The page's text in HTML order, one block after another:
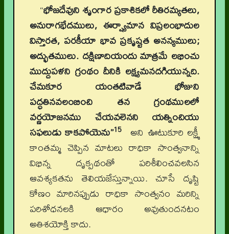
“భోజదేవుని శృంగార ప్రకాశికలో రీతిరమ్యతలు,
అనురాగభేదములు, ఈర్ష్యామాన విప్రలంభాదుల
విస్తారత, పరకీయా భావ ప్రకృష్టత అనన్యములు;
అద్భుతములు. దక్షిణాదియందు మాత్రమే లభించు
ముద్దుపళని గ్రంథం దీనికి లక్ష్యమనదగియున్నది.
చేమకూర యంతటివాడే భోజుని
పద్ధతినవలంబించి తన గ్రంథములలో
వర్ణయోజనము చేయవలెనని యత్నించియు
సఫలుడు కాకపోయెను”15
అని ఊటుకూరి లక్ష్మీ
కాంతమ్మ చెప్పిన మాటలు రాధికా సాంత్వనాన్ని
విభిన్న దృక్పథంతో పరిశీలించవలసిన
ఆవశ్యకతను తెలియజేస్తున్నాయి. చూసే దృష్టి
కోణం మారినప్పుడు రాధికా సాంత్వనం మరిన్ని
పరిశోధనలకి ఆధారం అవుతుందనటం
అతిశయోక్తి కాదు.